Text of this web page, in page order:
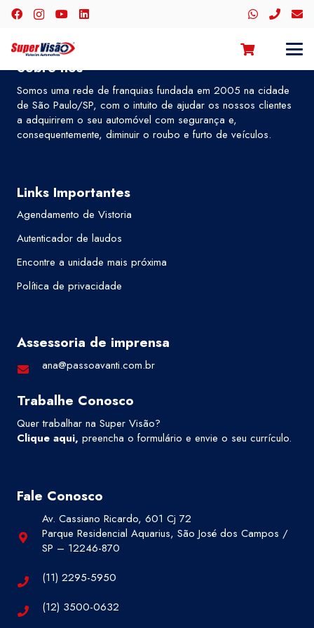
Sobre nós
Somos uma rede de franquias fundada em 2005 na cidade
de São Paulo/SP, com o intuito de ajudar os nossos clientes
a adquirirem o seu automóvel com segurança e,
consequentemente, diminuir o roubo e furto de veículos.
Links Importantes
Agendamento de Vistoria
Autenticador de laudos
Encontre a unidade mais próxima
Política de privacidade
Assessoria de imprensa
ana@passoavanti.com.br
Trabalhe Conosco
Quer trabalhar na Super Visão?
Clique aqui, preencha o formulário e envie o seu currículo.
Fale Conosco
Av. Cassiano Ricardo, 601 Cj 72
Parque Residencial Aquarius, São José dos Campos /
SP – 12246-870
(11) 2295-5950
(12) 3500-0632